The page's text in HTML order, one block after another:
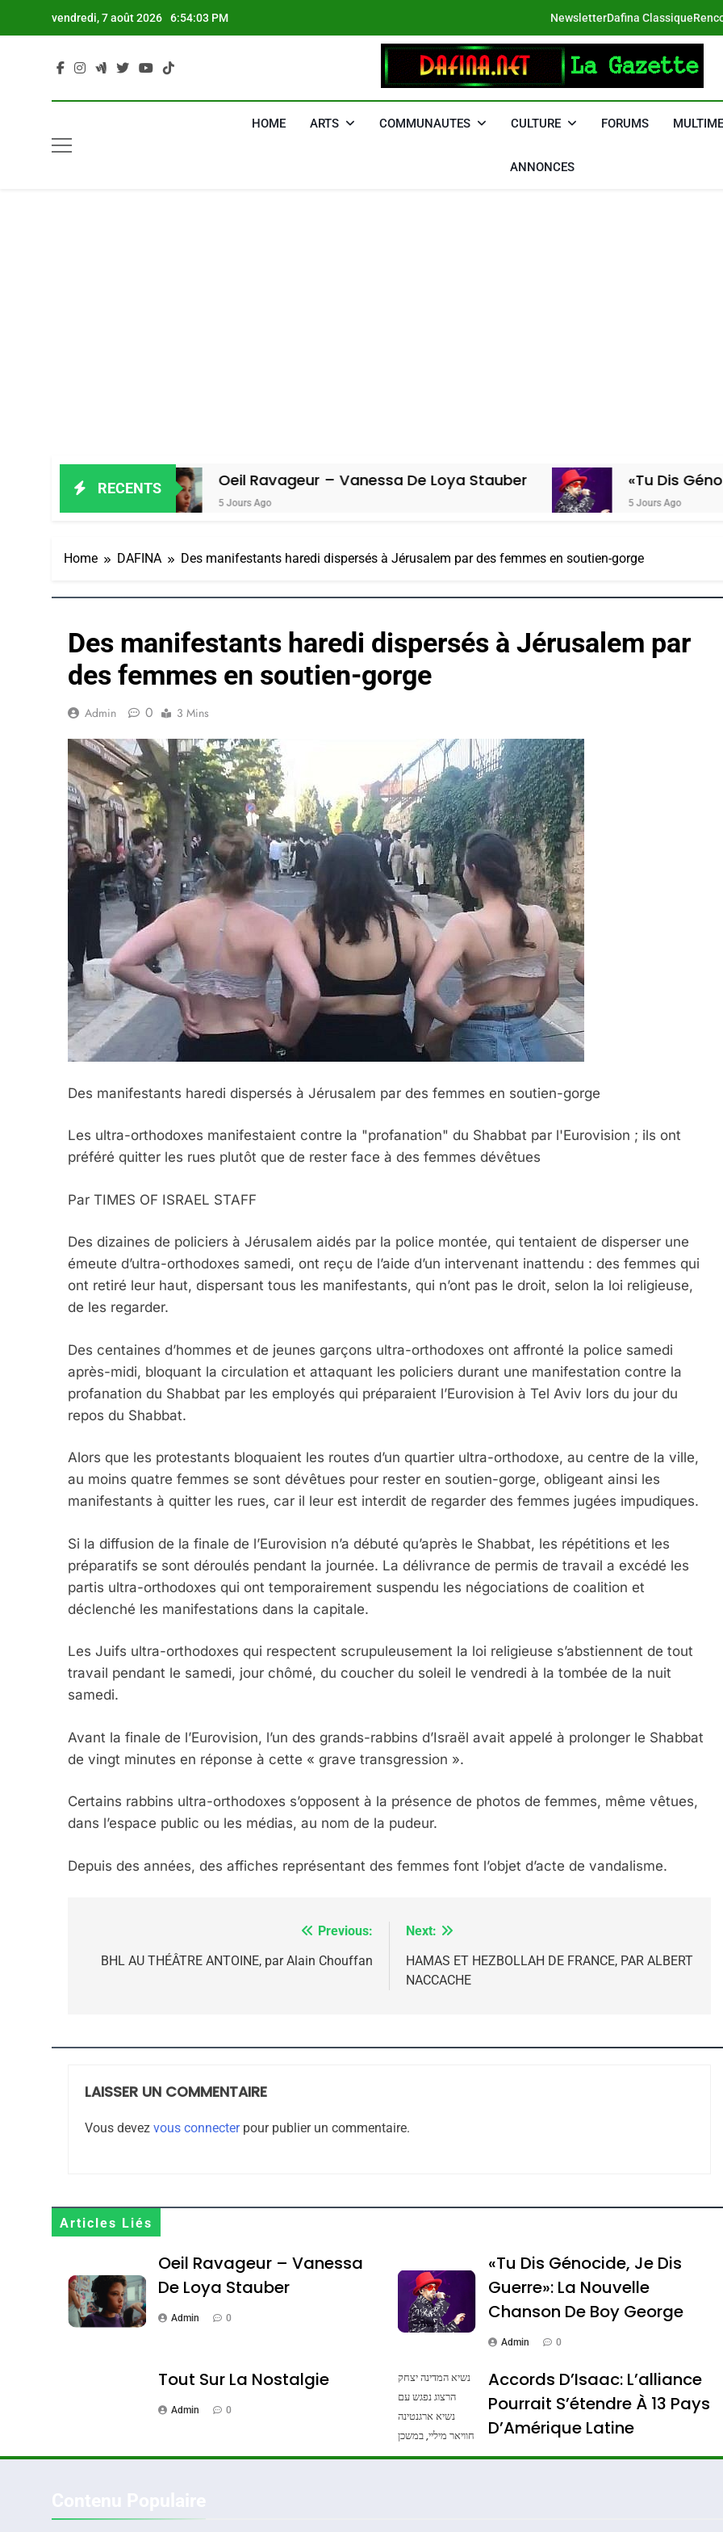
vendredi, 7 août 2026 6:54:04 PM NewsletterDafina Classique
DAFINA
HOME ARTS COMMUNAUTES CULTURE FORUMS
ANNONCES
RECENTS
Oeil Ravageur – Vanessa De Loya Stauber
5 Jours Ago
«Tu Dis Génocide, Je Dis
5 Jours Ago
Home DAFINA Des manifestants haredi dispersés à Jérusalem par des femmes en soutien-gorge
Des manifestants haredi dispersés à Jérusalem par
des femmes en soutien-gorge
Admin 0 3 Mins
Des manifestants haredi dispersés à Jérusalem par des femmes en soutien-gorge
Les ultra-orthodoxes manifestaient contre la "profanation" du Shabbat par l'Eurovision ; ils ont
préféré quitter les rues plutôt que de rester face à des femmes dévêtues
Par TIMES OF ISRAEL STAFF
Des dizaines de policiers à Jérusalem aidés par la police montée, qui tentaient de disperser une
émeute d’ultra-orthodoxes samedi, ont reçu de l’aide d’un intervenant inattendu : des femmes qui
ont retiré leur haut, dispersant tous les manifestants, qui n’ont pas le droit, selon la loi religieuse,
de les regarder.
Des centaines d’hommes et de jeunes garçons ultra-orthodoxes ont affronté la police samedi
après-midi, bloquant la circulation et attaquant les policiers durant une manifestation contre la
profanation du Shabbat par les employés qui préparaient l’Eurovision à Tel Aviv lors du jour du
repos du Shabbat.
Alors que les protestants bloquaient les routes d’un quartier ultra-orthodoxe, au centre de la ville,
au moins quatre femmes se sont dévêtues pour rester en soutien-gorge, obligeant ainsi les
manifestants à quitter les rues, car il leur est interdit de regarder des femmes jugées impudiques.
Si la diffusion de la finale de l’Eurovision n’a débuté qu’après le Shabbat, les répétitions et les
préparatifs se sont déroulés pendant la journée. La délivrance de permis de travail a excédé les
partis ultra-orthodoxes qui ont temporairement suspendu les négociations de coalition et
déclenché les manifestations dans la capitale.
Les Juifs ultra-orthodoxes qui respectent scrupuleusement la loi religieuse s’abstiennent de tout
travail pendant le samedi, jour chômé, du coucher du soleil le vendredi à la tombée de la nuit
samedi.
Avant la finale de l’Eurovision, l’un des grands-rabbins d’Israël avait appelé à prolonger le Shabbat
de vingt minutes en réponse à cette « grave transgression ».
Certains rabbins ultra-orthodoxes s’opposent à la présence de photos de femmes, même vêtues,
dans l’espace public ou les médias, au nom de la pudeur.
Depuis des années, des affiches représentant des femmes font l’objet d’acte de vandalisme.
de
Previous:
BHL AU THÉÂTRE ANTOINE, par Alain Chouffan
Next:
HAMAS ET HEZBOLLAH DE FRANCE, PAR ALBERT
NACCACHE
LAISSER UN COMMENTAIRE
Vous devez vous connecterpour publier un commentaire.
Articles Liés
Oeil Ravageur – Vanessa
De Loya Stauber
Admin 0
«Tu Dis Génocide, Je Dis
Guerre»: La Nouvelle
Chanson De Boy George
Admin 0
Tout Sur La Nostalgie
Admin 0
נשיא המדינה יצחק
הרצוג נפגש עם
נשיא ארגנטינה
חוויאר מיליי, במשכן
הנשיא בירושלים.
Accords D’Isaac: L’alliance
Pourrait S’étendre À 13 Pays
D’Amérique Latine
Admin 0
5
2025, L’année La Plus Meurtrière Selon Le Rapport D’ADL Contre
6
FIÈRE, DIGNE ET RÉSILIENTE : POURQUOI JE REVENDIQUE MA JUDAÏTE
ISRAÉL JUDAISME
CE QUI NOUS MANQUE – Jacques Hadida
Terroir
Oeil Ravageur – Vanessa De Loya Stauber